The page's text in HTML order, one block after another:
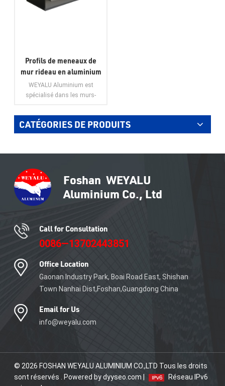
Profils de meneaux de
mur rideau en aluminium
à rupture de pont
thermique pour la
verre
WEYALU Aluminium est
spécialisé dans les murs-
aluminium à usage industriel,
les profilés en aluminium
généraux, les portes en
aluminium et les garnitures
CATÉGORIES DE PRODUITS
Call for Consultation
0086—13702443851
Office Location
Gaonan Industry Park, Boai Road East, Shishan
Town Nanhai Dist,Foshan,Guangdong China
Email for Us
info@weyalu.com
© 2026 FOSHAN WEYALU ALUMINIUM CO.,LTD Tous les droits
sont réservés . Powered by dyyseo.com |
Réseau IPv6